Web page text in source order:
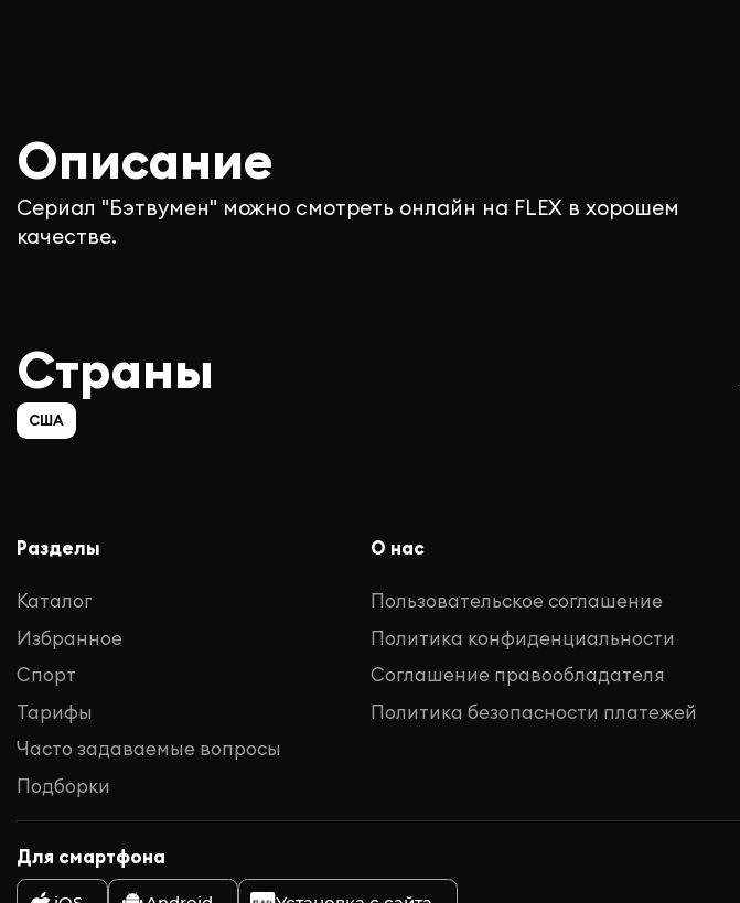
Описание
Сериал "Бэтвумен" можно смотреть онлайн на FLEX в хорошем
качестве.
Страны
США
Разделы
Каталог
Избранное
Спорт
Тарифы
Часто задаваемые вопросы
Подборки
О нас
Пользовательское соглашение
Политика конфиденциальности
Соглашение правообладателя
Политика безопасности платежей
Для смартфона